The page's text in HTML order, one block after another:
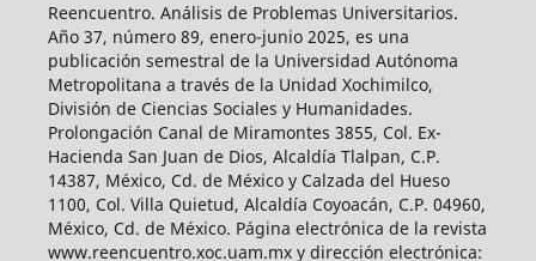
Reencuentro. Análisis de Problemas Universitarios.
Año 37, número 89, enero-junio 2025, es una
publicación semestral de la Universidad Autónoma
Metropolitana a través de la Unidad Xochimilco,
División de Ciencias Sociales y Humanidades.
Prolongación Canal de Miramontes 3855, Col. Ex-
Hacienda San Juan de Dios, Alcaldía Tlalpan, C.P.
14387, México, Cd. de México y Calzada del Hueso
1100, Col. Villa Quietud, Alcaldía Coyoacán, C.P. 04960,
México, Cd. de México. Página electrónica de la revista
www.reencuentro.xoc.uam.mx y dirección electrónica: